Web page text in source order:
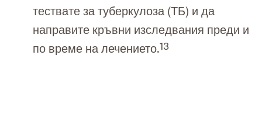
тествате за туберкулоза (ТБ) и да
направите кръвни изследвания преди и
по време на лечението.13